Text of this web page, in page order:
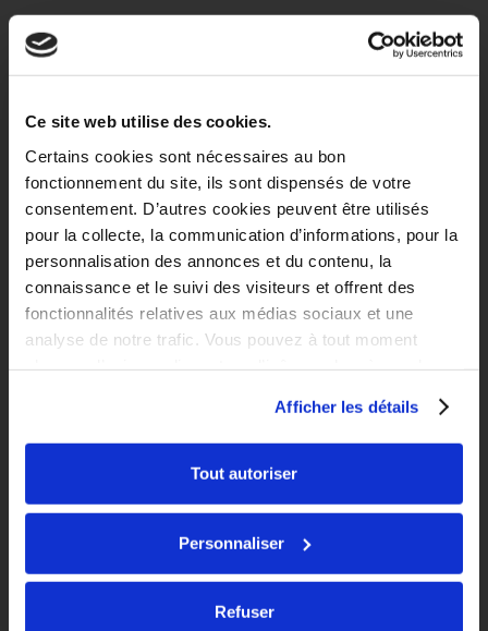
Ce site web utilise des cookies.
Certains cookies sont nécessaires au bon
fonctionnement du site, ils sont dispensés de votre
consentement. D’autres cookies peuvent être utilisés
pour la collecte, la communication d’informations, pour la
personnalisation des annonces et du contenu, la
connaissance et le suivi des visiteurs et offrent des
fonctionnalités relatives aux médias sociaux et une
analyse de notre trafic. Vous pouvez à tout moment
Afficher les détails
Tout autoriser
Personnaliser
Refuser